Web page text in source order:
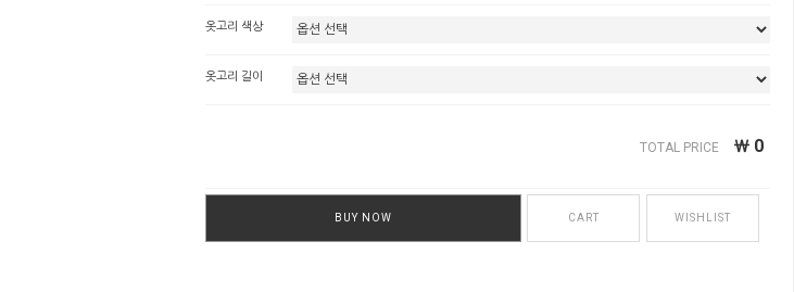
옷고리 색상
옷고리 길이
TOTAL PRICE ￦ 0
BUY NOW CART WISHLIST